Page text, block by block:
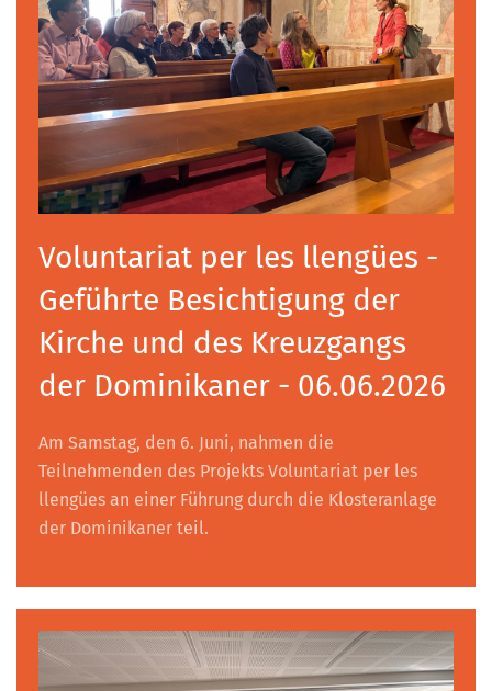
Voluntariat per les llengües -
Geführte Besichtigung der
Kirche und des Kreuzgangs
der Dominikaner - 06.06.2026
Am Samstag, den 6. Juni, nahmen die
Teilnehmenden des Projekts Voluntariat per les
llengües an einer Führung durch die Klosteranlage
der Dominikaner teil.